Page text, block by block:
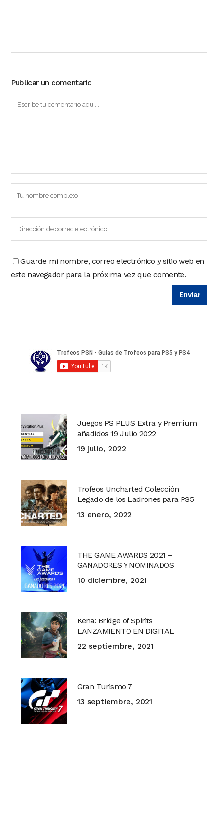
Publicar un comentario
Guarde mi nombre, correo electrónico y sitio web en
este navegador para la próxima vez que comente.
Juegos PS PLUS Extra y Premium
añadidos 19 Julio 2022
19 julio, 2022
Trofeos Uncharted Colección
Legado de los Ladrones para PS5
13 enero, 2022
THE GAME AWARDS 2021 –
GANADORES Y NOMINADOS
10 diciembre, 2021
Kena: Bridge of Spirits
LANZAMIENTO EN DIGITAL
22 septiembre, 2021
Gran Turismo 7
13 septiembre, 2021